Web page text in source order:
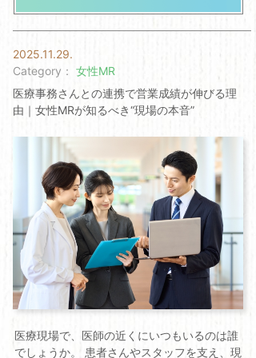
2025.11.29.
Category： 女性MR
医療事務さんとの連携で営業成績が伸びる理
由｜女性MRが知るべき“現場の本音”
医療現場で、医師の近くにいつもいるのは誰
でしょうか。 患者さんやスタッフを支え、現